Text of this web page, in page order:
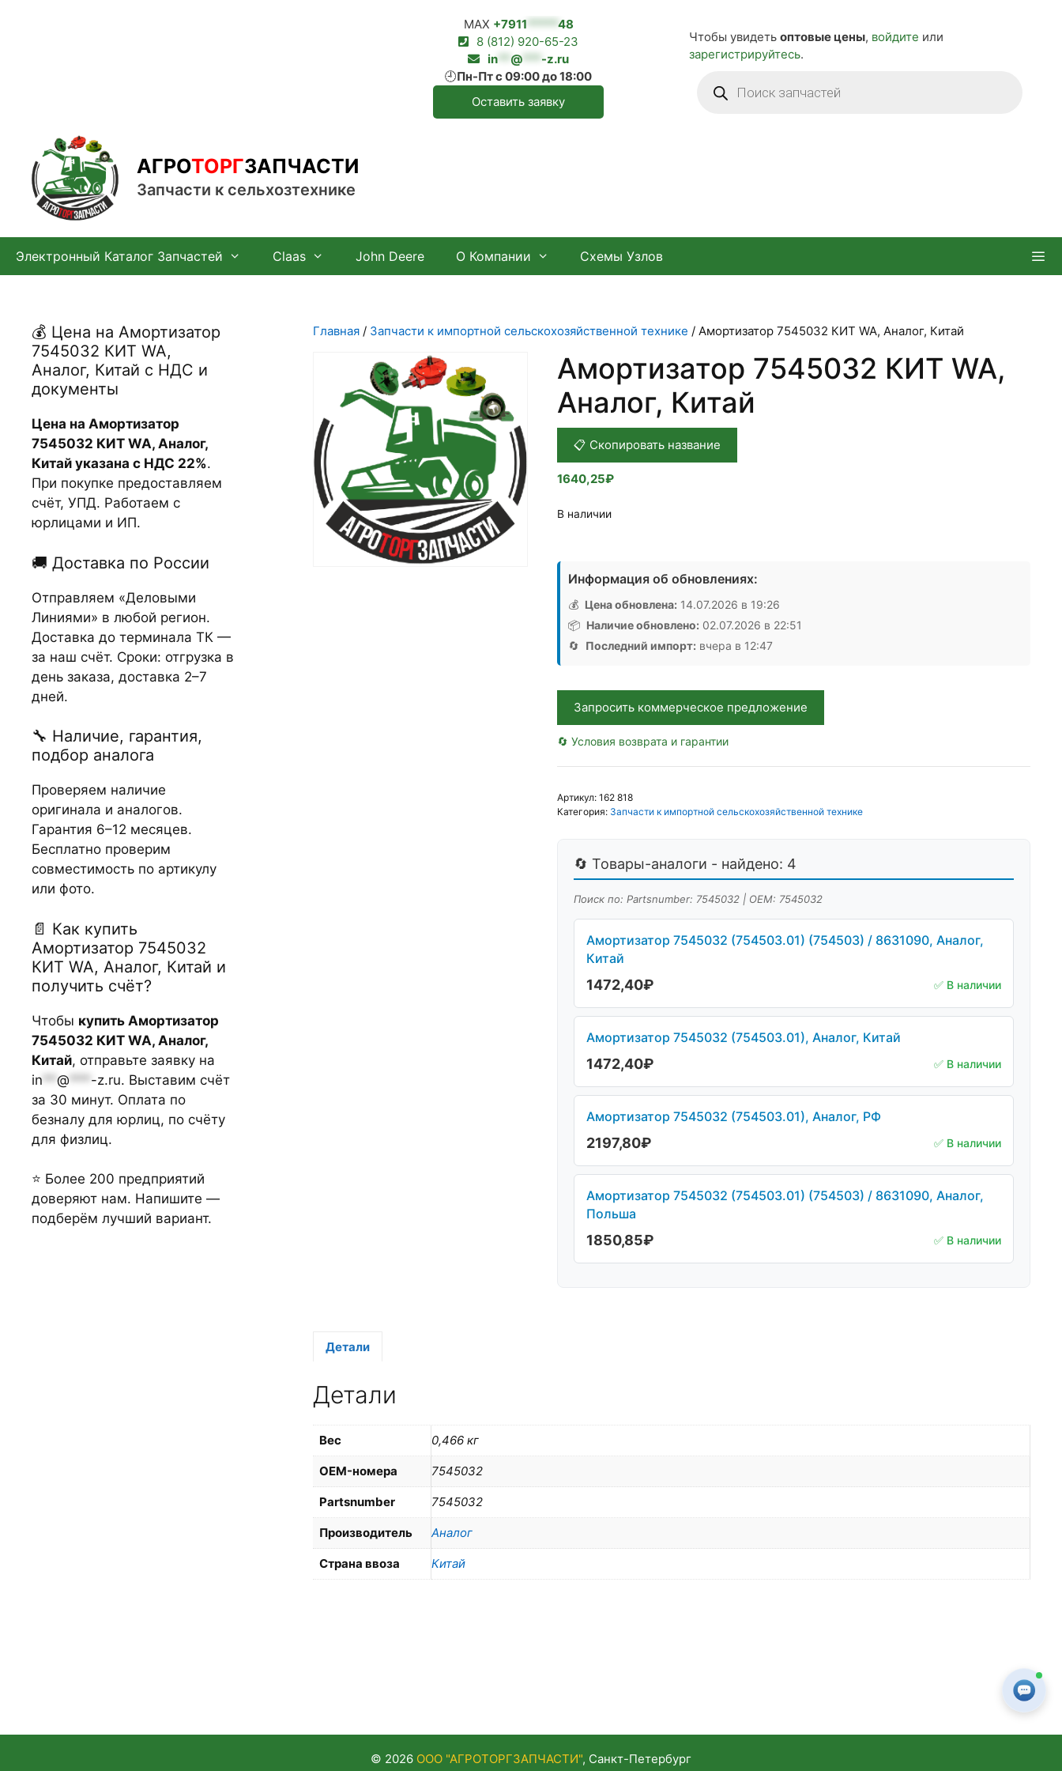
MAX +7911 *****48
8 (812) 920-65-23
in ** @ *** -z.ru
🕘Пн-Пт с 09:00 до 18:00
Оставить заявку
Чтобы увидеть оптовые цены, войдите или
зарегистрируйтесь.
товаров
АГРОТОРГЗАПЧАСТИ
Запчасти к сельхозтехнике
Электронный Каталог Запчастей Claas John Deere О Компании Схемы Узлов
Главная / Запчасти к импортной сельскохозяйственной технике / Амортизатор 7545032 КИТ WA, Аналог, Китай
Амортизатор 7545032 КИТ WA,
Аналог, Китай
📋 Скопировать название
1640,25₽
В наличии
товара
Амортизатор
7545032
WA,
Аналог,
Китай
Информация об обновлениях:
💰 Цена обновлена: 14.07.2026 в 19:26
📦 Наличие обновлено: 02.07.2026 в 22:51
🔄 Последний импорт: вчера в 12:47
Запросить коммерческое предложение
🔄 Условия возврата и гарантии
Артикул: 162 818
Категория: Запчасти к импортной сельскохозяйственной технике
🔄 Товары-аналоги - найдено: 4
Поиск по: Partsnumber: 7545032 | OEM: 7545032
Амортизатор 7545032 (754503.01) (754503) / 8631090, Аналог,
Китай
1472,40₽ ✅ В наличии
Амортизатор 7545032 (754503.01), Аналог, Китай
1472,40₽ ✅ В наличии
Амортизатор 7545032 (754503.01), Аналог, РФ
2197,80₽ ✅ В наличии
Амортизатор 7545032 (754503.01) (754503) / 8631090, Аналог,
Польша
1850,85₽ ✅ В наличии
Детали
Детали
Вес 0,466 кг
OEM-номера 7545032
Partsnumber 7545032
Производитель Аналог
Страна ввоза Китай
💰 Цена на Амортизатор
7545032 КИТ WA,
Аналог, Китай с НДС и
документы
Цена на Амортизатор
7545032 КИТ WA, Аналог,
Китай указана с НДС 22%.
При покупке предоставляем
счёт, УПД. Работаем с
юрлицами и ИП.
🚚 Доставка по России
Отправляем «Деловыми
Линиями» в любой регион.
Доставка до терминала ТК —
за наш счёт. Сроки: отгрузка в
день заказа, доставка 2–7
дней.
🔧 Наличие, гарантия,
подбор аналога
Проверяем наличие
оригинала и аналогов.
Гарантия 6–12 месяцев.
Бесплатно проверим
совместимость по артикулу
или фото.
📄 Как купить
Амортизатор 7545032
КИТ WA, Аналог, Китай и
получить счёт?
Чтобы купить Амортизатор
7545032 КИТ WA, Аналог,
Китай, отправьте заявку на
in ** @ *** -z.ru. Выставим счёт
за 30 минут. Оплата по
безналу для юрлиц, по счёту
для физлиц.
⭐ Более 200 предприятий
доверяют нам. Напишите —
подберём лучший вариант.
🍪 Мы используем cookie для улучшения работы сайта. Продолжая просмотр, вы соглашаетесь сПолитикой конфиденциальности
© 2026 ООО "АГРОТОРГЗАПЧАСТИ", Санкт-Петербург